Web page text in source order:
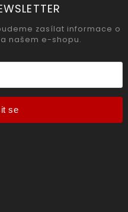
zasílat informace o
našem e-shopu.
se